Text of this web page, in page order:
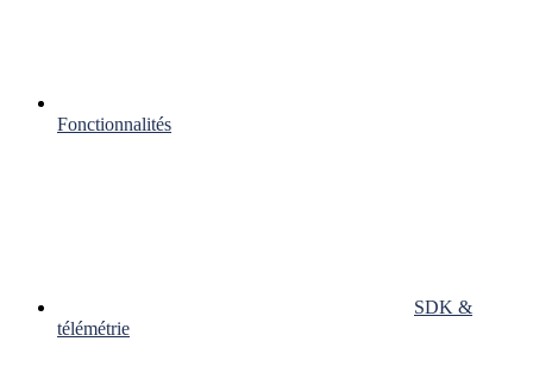
Fonctionnalités
SDK &
télémétrie